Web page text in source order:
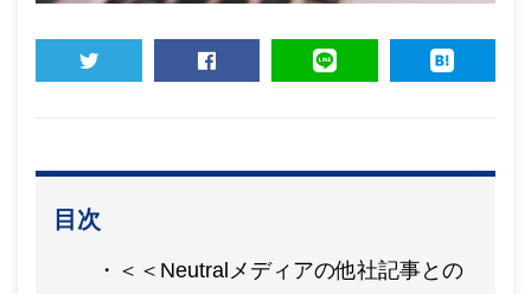
目次
＜＜Neutralメディアの他社記事との